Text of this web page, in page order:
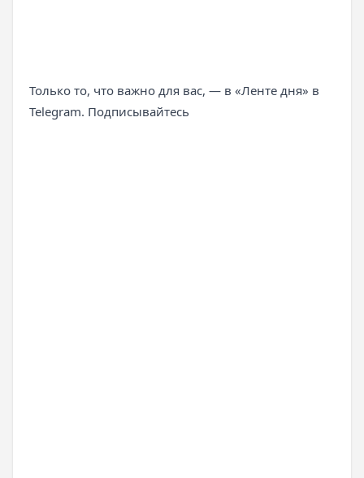
Только то, что важно для вас, — в «Ленте дня» в
Telegram. Подписывайтесь